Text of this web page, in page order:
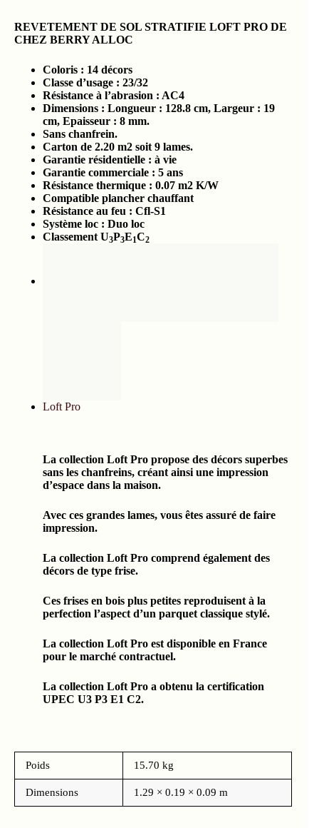
REVETEMENT DE SOL STRATIFIE LOFT PRO DE
CHEZ BERRY ALLOC
Coloris : 14 décors
Classe d’usage : 23/32
Résistance à l’abrasion : AC4
Dimensions : Longueur : 128.8 cm, Largeur : 19
cm, Epaisseur : 8 mm.
Sans chanfrein.
Carton de 2.20 m2 soit 9 lames.
Garantie résidentielle : à vie
Garantie commerciale : 5 ans
Résistance thermique : 0.07 m2 K/W
Compatible plancher chauffant
Résistance au feu : Cfl-S1
Système loc : Duo loc
Classement U3P3E1C2
d’espace dans la maison.
La collection Loft Pro comprend également des
décors de type frise.
Ces frises en bois plus petites reproduisent à la
perfection l’aspect d’un parquet classique stylé.
La collection Loft Pro est disponible en France
pour le marché contractuel.
La collection Loft Pro a obtenu la certification
UPEC U3 P3 E1 C2.
Poids 15.70 kg
Fiche technique
Fiche technique